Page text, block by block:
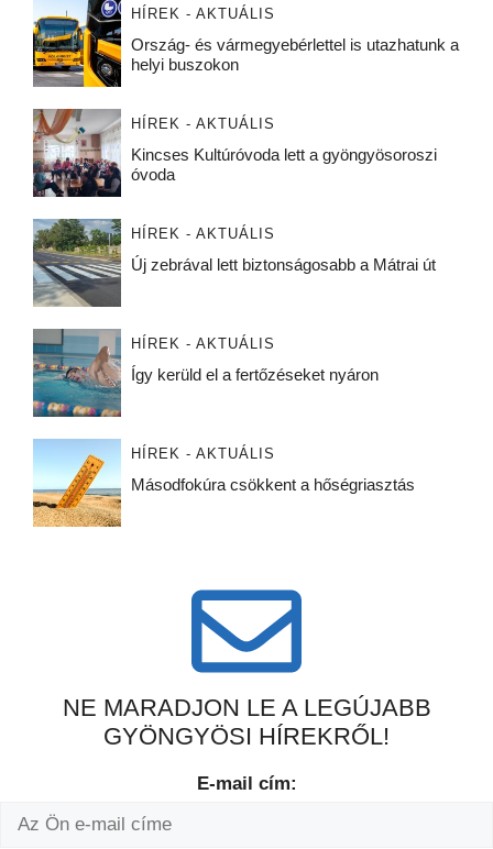
HÍREK - AKTUÁLIS
Ország- és vármegyebérlettel is utazhatunk a
helyi buszokon
HÍREK - AKTUÁLIS
Kincses Kultúróvoda lett a gyöngyösoroszi
óvoda
HÍREK - AKTUÁLIS
Új zebrával lett biztonságosabb a Mátrai út
HÍREK - AKTUÁLIS
Így kerüld el a fertőzéseket nyáron
HÍREK - AKTUÁLIS
Másodfokúra csökkent a hőségriasztás
NE MARADJON LE A LEGÚJABB
GYÖNGYÖSI HÍREKRŐL!
E-mail cím: